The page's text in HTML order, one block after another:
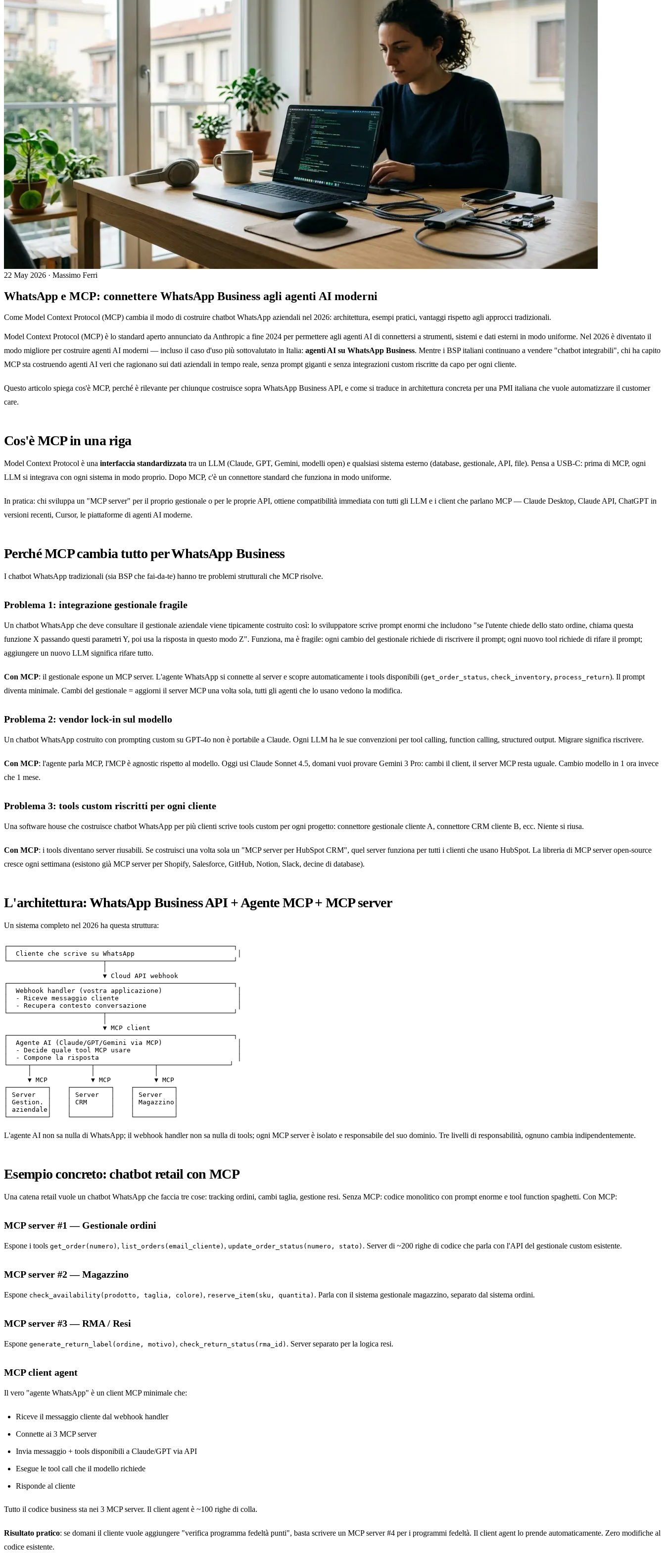
22 May 2026 · Massimo Ferri
WhatsApp e MCP: connettere WhatsApp Business agli agenti AI moderni
Come Model Context Protocol (MCP) cambia il modo di costruire chatbot WhatsApp aziendali nel 2026: architettura, esempi pratici, vantaggi rispetto agli approcci tradizionali.
Model Context Protocol (MCP) è lo standard aperto annunciato da Anthropic a fine 2024 per permettere agli agenti AI di connettersi a strumenti, sistemi e dati esterni in modo uniforme. Nel 2026 è diventato il
modo migliore per costruire agenti AI moderni — incluso il caso d'uso più sottovalutato in Italia: agenti AI su WhatsApp Business. Mentre i BSP italiani continuano a vendere "chatbot integrabili", chi ha capito
MCP sta costruendo agenti AI veri che ragionano sui dati aziendali in tempo reale, senza prompt giganti e senza integrazioni custom riscritte da capo per ogni cliente.
Questo articolo spiega cos'è MCP, perché è rilevante per chiunque costruisce sopra WhatsApp Business API, e come si traduce in architettura concreta per una PMI italiana che vuole automatizzare il customer
care.
Cos'è MCP in una riga
Model Context Protocol è una interfaccia standardizzata tra un LLM (Claude, GPT, Gemini, modelli open) e qualsiasi sistema esterno (database, gestionale, API, file). Pensa a USB-C: prima di MCP, ogni
LLM si integrava con ogni sistema in modo proprio. Dopo MCP, c'è un connettore standard che funziona in modo uniforme.
In pratica: chi sviluppa un "MCP server" per il proprio gestionale o per le proprie API, ottiene compatibilità immediata con tutti gli LLM e i client che parlano MCP — Claude Desktop, Claude API, ChatGPT in
versioni recenti, Cursor, le piattaforme di agenti AI moderne.
Perché MCP cambia tutto per WhatsApp Business
I chatbot WhatsApp tradizionali (sia BSP che fai-da-te) hanno tre problemi strutturali che MCP risolve.
Problema 1: integrazione gestionale fragile
Un chatbot WhatsApp che deve consultare il gestionale aziendale viene tipicamente costruito così: lo sviluppatore scrive prompt enormi che includono "se l'utente chiede dello stato ordine, chiama questa
funzione X passando questi parametri Y, poi usa la risposta in questo modo Z". Funziona, ma è fragile: ogni cambio del gestionale richiede di riscrivere il prompt; ogni nuovo tool richiede di rifare il prompt;
aggiungere un nuovo LLM significa rifare tutto.
Con MCP: il gestionale espone un MCP server. L'agente WhatsApp si connette al server e scopre automaticamente i tools disponibili (get_order_status, check_inventory, process_return). Il prompt
diventa minimale. Cambi del gestionale = aggiorni il server MCP una volta sola, tutti gli agenti che lo usano vedono la modifica.
Problema 2: vendor lock-in sul modello
Un chatbot WhatsApp costruito con prompting custom su GPT-4o non è portabile a Claude. Ogni LLM ha le sue convenzioni per tool calling, function calling, structured output. Migrare significa riscrivere.
Con MCP: l'agente parla MCP, l'MCP è agnostic rispetto al modello. Oggi usi Claude Sonnet 4.5, domani vuoi provare Gemini 3 Pro: cambi il client, il server MCP resta uguale. Cambio modello in 1 ora invece
che 1 mese.
Problema 3: tools custom riscritti per ogni cliente
Una software house che costruisce chatbot WhatsApp per più clienti scrive tools custom per ogni progetto: connettore gestionale cliente A, connettore CRM cliente B, ecc. Niente si riusa.
Con MCP: i tools diventano server riusabili. Se costruisci una volta sola un "MCP server per HubSpot CRM", quel server funziona per tutti i clienti che usano HubSpot. La libreria di MCP server open-source
cresce ogni settimana (esistono già MCP server per Shopify, Salesforce, GitHub, Notion, Slack, decine di database).
L'architettura: WhatsApp Business API + Agente MCP + MCP server
Un sistema completo nel 2026 ha questa struttura:
┌─────────────────────────────────────────────────────────┐
│  Cliente che scrive su WhatsApp                          │
└────────────────────────┬────────────────────────────────┘
                         ▼ Cloud API webhook
┌─────────────────────────────────────────────────────────┐
│  Webhook handler (vostra applicazione)                   │
│  - Riceve messaggio cliente                              │
│  - Recupera contesto conversazione                       │
└────────────────────────┬────────────────────────────────┘
                         ▼ MCP client
┌─────────────────────────────────────────────────────────┐
│  Agente AI (Claude/GPT/Gemini via MCP)                   │
│  - Decide quale tool MCP usare                           │
│  - Compone la risposta                                   │
└─────┬───────────────┬───────────────┬──────────────────┘
      ▼ MCP           ▼ MCP           ▼ MCP
┌──────────┐    ┌──────────┐    ┌──────────┐
│ Server   │    │ Server   │    │ Server   │
│ Gestion. │    │ CRM      │    │ Magazzino│
│ aziendale│    │          │    │          │
L'agente AI non sa nulla di WhatsApp; il webhook handler non sa nulla di tools; ogni MCP server è isolato e responsabile del suo dominio. Tre livelli di responsabilità, ognuno cambia indipendentemente.
Esempio concreto: chatbot retail con MCP
Una catena retail vuole un chatbot WhatsApp che faccia tre cose: tracking ordini, cambi taglia, gestione resi. Senza MCP: codice monolitico con prompt enorme e tool function spaghetti. Con MCP:
MCP server #1 — Gestionale ordini
Espone i tools get_order(numero) , list_orders(email_cliente) , update_order_status(numero, stato) . Server di ~200 righe di codice che parla con l'API del gestionale custom esistente.
MCP server #2 — Magazzino
Espone check_availability(prodotto, taglia, colore) , reserve_item(sku, quantita) . Parla con il sistema gestionale magazzino, separato dal sistema ordini.
MCP server #3 — RMA / Resi
Espone generate_return_label(ordine, motivo) , check_return_status(rma_id) . Server separato per la logica resi.
MCP client agent
Il vero "agente WhatsApp" è un client MCP minimale che:
Riceve il messaggio cliente dal webhook handler
Connette ai 3 MCP server
Invia messaggio + tools disponibili a Claude/GPT via API
Esegue le tool call che il modello richiede
Risponde al cliente
Tutto il codice business sta nei 3 MCP server. Il client agent è ~100 righe di colla.
Risultato pratico: se domani il cliente vuole aggiungere "verifica programma fedeltà punti", basta scrivere un MCP server #4 per i programmi fedeltà. Il client agent lo prende automaticamente. Zero modifiche al
codice esistente.